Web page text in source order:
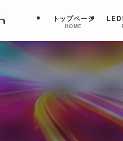
トップページ
HOME
LED